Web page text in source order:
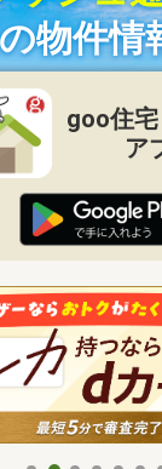
物件情
goo住
ア